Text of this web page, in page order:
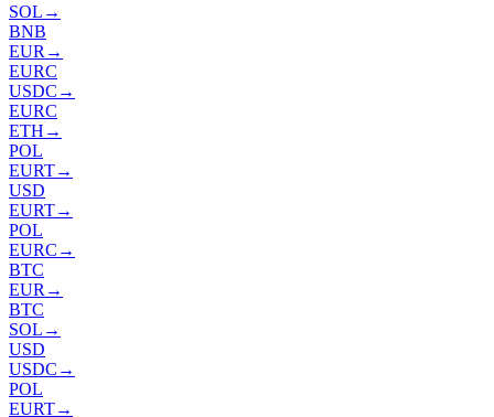
SOL →
BNB
EUR →
EURC
USDC →
EURC
ETH →
POL
EURT→
USD
EURT→
POL
EURC →
BTC
EUR →
BTC
SOL →
USD
USDC →
POL
EURT→